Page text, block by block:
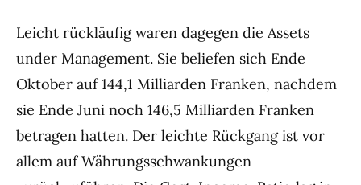
Leicht rückläufig waren dagegen die Assets
under Management. Sie beliefen sich Ende
Oktober auf 144,1 Milliarden Franken, nachdem
sie Ende Juni noch 146,5 Milliarden Franken
betragen hatten. Der leichte Rückgang ist vor
allem auf Währungsschwankungen